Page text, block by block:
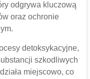
odgrywa kluczową
oraz ochronie
detoksykacyjne,
szkodliwych
miejscowo, co